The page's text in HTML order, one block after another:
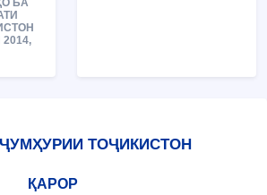
БА
ТОҶИКИСТОН
ҚАРОР